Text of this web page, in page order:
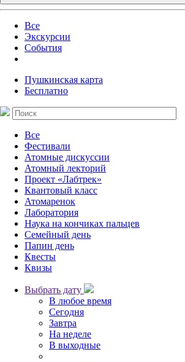
Все
Экскурсии
События
Пушкинская карта
Бесплатно
Все
Фестивали
Атомные дискуссии
Атомный лекторий
Проект «Лабтрек»
Квантовый класс
Атомаренок
Лаборатория
Наука на кончиках пальцев
Семейный день
Папин день
Квесты
Квизы
Выбрать дату
В любое время
Сегодня
Завтра
На неделе
В выходные